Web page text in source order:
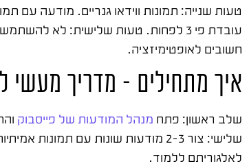
טעות שנייה: תמונות ווידאו גנריים. מודעה
עובדת פי 3 לפחות. טעות שלישית: לא להשתמש ב
חשובים לאופטימיזציה.
איך מתחילים – מדריך מעשי
שלב ראשון: פתח מנהל המודעות של פייסבוק
לאלגוריתם ללמוד.